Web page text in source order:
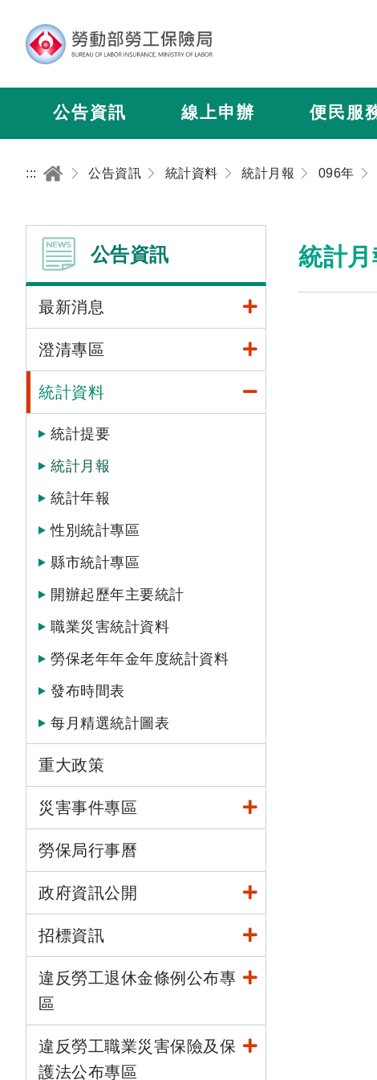
公告資訊 線上申辦 便民服
::: 公告資訊 統計資料 統計月報 096年
公告資訊
最新消息
澄清專區
統計資料
統計提要
統計月報
統計年報
性別統計專區
縣市統計專區
開辦起歷年主要統計
職業災害統計資料
勞保老年年金年度統計資料
發布時間表
每月精選統計圖表
重大政策
災害事件專區
勞保局行事曆
政府資訊公開
招標資訊
違反勞工退休金條例公布專
區
違反勞工職業災害保險及保
護法公布專區
統計月